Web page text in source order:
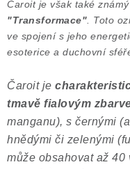
Čaroit je však také
"Transformace" . Toto
ve spojení s jeho
esoterice a duchovní
Čaroit je
tmavě fialovým
manganu), s černými
hnědými či zelenými
může obsahovat až 40